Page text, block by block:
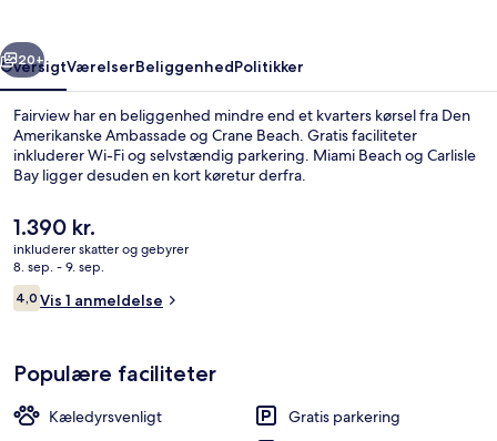
Næste
20+
OversigtVærelserBeliggenhedPolitikker
Fairview har en beliggenhed mindre end et kvarters kørsel fra Den
Amerikanske Ambassade og Crane Beach. Gratis faciliteter
inkluderer Wi-Fi og selvstændig parkering. Miami Beach og Carlisle
Bay ligger desuden en kort køretur derfra.
Den
nuværende
pris
er
1.390 kr.
1.390 kr.
inkluderer skatter og gebyrer
8. sep. - 9. sep.
Anmeldelser
4,04,0 ud af 10.
Vis 1 anmeldelse
Populære faciliteter
Kæledyrsvenligt
Gratis parkering